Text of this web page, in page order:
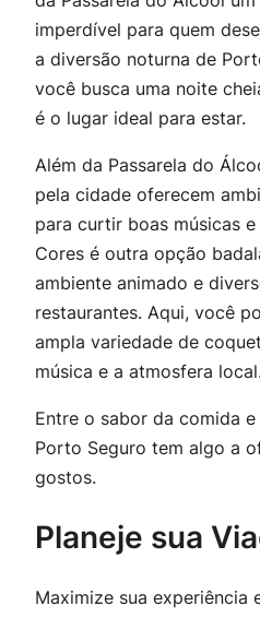
imperdível para quem
a diversão noturna de
você busca uma noite
é o lugar ideal para estar.
Além da Passarela do
pela cidade oferecem
para curtir boas músicas
Cores é outra opção
ambiente animado e
restaurantes. Aqui, você
ampla variedade de
música e a atmosfera local.
Entre o sabor da comida
Porto Seguro tem algo a
gostos.
Planeje sua
Maximize sua experiência